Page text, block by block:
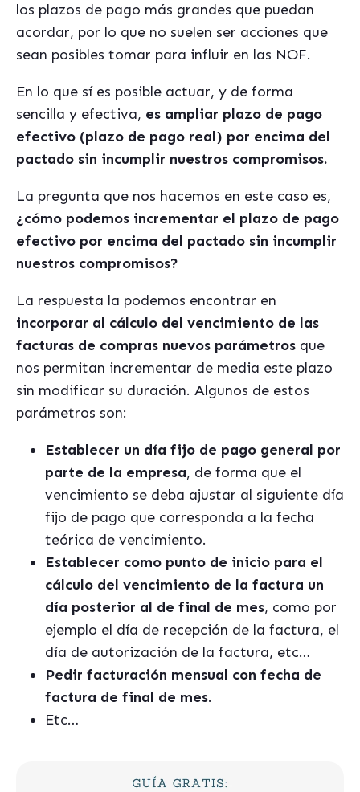
los plazos de pago más grandes que puedan
acordar, por lo que no suelen ser acciones que
sean posibles tomar para influir en las NOF.
En lo que sí es posible actuar, y de forma
sencilla y efectiva, es ampliar plazo de pago
efectivo (plazo de pago real) por encima del
pactado sin incumplir nuestros compromisos.
La pregunta que nos hacemos en este caso es,
¿cómo podemos incrementar el plazo de pago
efectivo por encima del pactado sin incumplir
nuestros compromisos?
La respuesta la podemos encontrar en
incorporar al cálculo del vencimiento de las
facturas de compras nuevos parámetros que
nos permitan incrementar de media este plazo
sin modificar su duración. Algunos de estos
parámetros son:
Establecer un día fijo de pago general por
parte de la empresa, de forma que el
vencimiento se deba ajustar al siguiente día
fijo de pago que corresponda a la fecha
teórica de vencimiento.
Establecer como punto de inicio para el
cálculo del vencimiento de la factura un
día posterior al de final de mes, como por
ejemplo el día de recepción de la factura, el
día de autorización de la factura, etc…
Pedir facturación mensual con fecha de
factura de final de mes.
Etc…